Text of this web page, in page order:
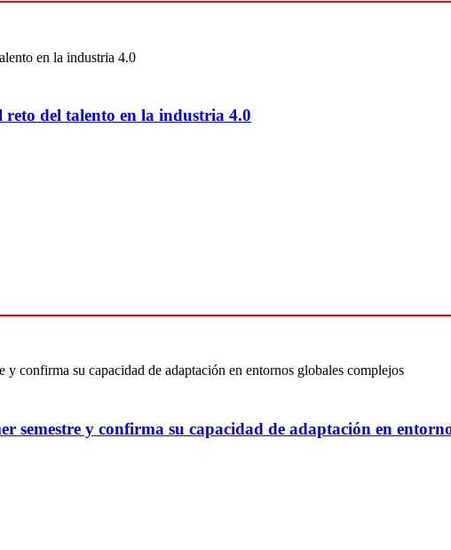
del talento en la industria 4.0
y confirma su capacidad de adaptación en